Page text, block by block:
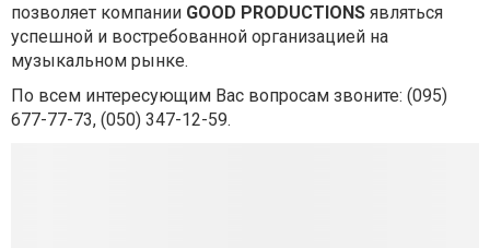
позволяет компании GOOD PRODUCTIONS являться
успешной и востребованной организацией на
музыкальном рынке.
По всем интересующим Вас вопросам звоните: (095)
677-77-73, (050) 347-12-59.